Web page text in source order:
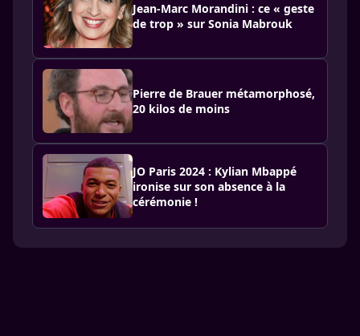
Jean-Marc Morandini : ce « geste
de trop » sur Sonia Mabrouk
Pierre de Brauer métamorphosé,
20 kilos de moins
JO Paris 2024 : Kylian Mbappé
ironise sur son absence à la
cérémonie !